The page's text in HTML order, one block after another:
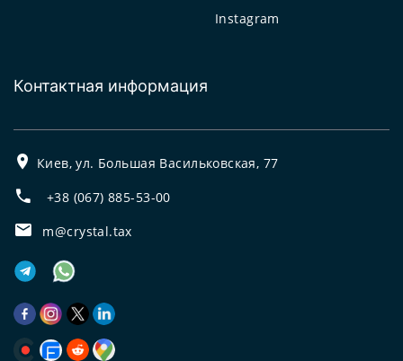
Instagram
Контактная информация
Киев, ул. Большая Васильковская, 77
+38 (067) 885-53-00
m@crystal.tax